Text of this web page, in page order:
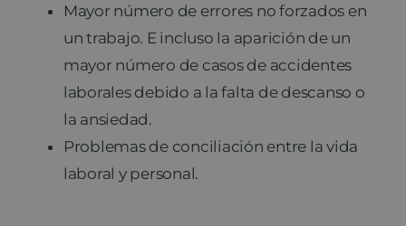
Mayor número de errores no forzados en
un trabajo. E incluso la aparición de un
mayor número de casos de accidentes
laborales debido a la falta de descanso o
la ansiedad.
Problemas de conciliación entre la vida
laboral y personal.